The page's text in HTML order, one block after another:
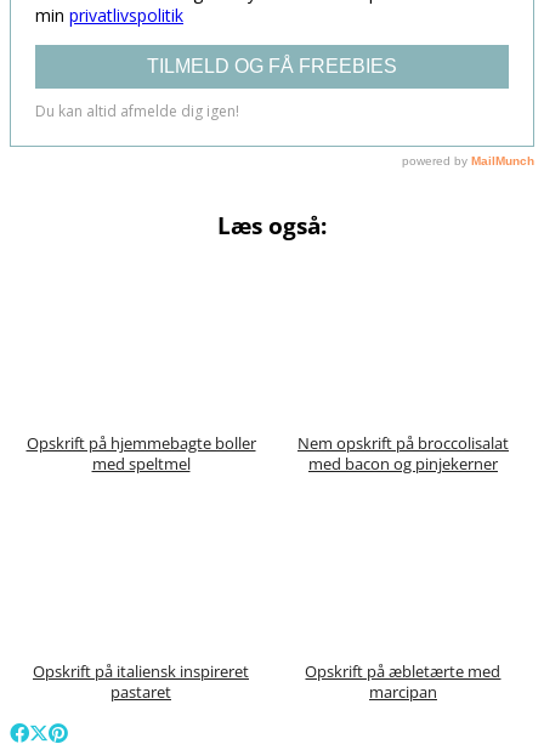
Læs også:
Opskrift på hjemmebagte boller
med speltmel
Nem opskrift på broccolisalat
med bacon og pinjekerner
Opskrift på italiensk inspireret
pastaret
Opskrift på æbletærte med
marcipan